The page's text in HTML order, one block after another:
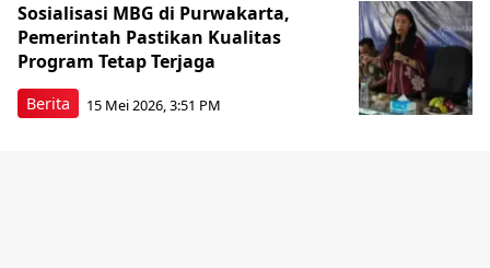
Berita
Sosialisasi MBG di Purwakarta,
Pemerintah Pastikan Kualitas
Program Tetap Terjaga
15 Mei 2026, 3:51 PM